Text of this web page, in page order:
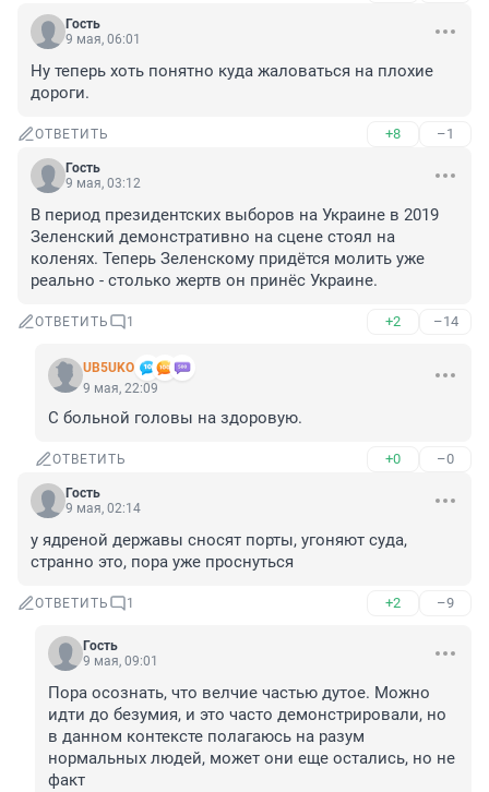
Гость
9 мая, 06:01
Ну теперь хоть понятно куда жаловаться на плохие
дороги.
ОТВЕТИТЬ +8 –1
Гость
9 мая, 03:12
В период президентских выборов на Украине в 2019
Зеленский демонстративно на сцене стоял на
коленях. Теперь Зеленскому придётся молить уже
реально - столько жертв он принёс Украине.
ОТВЕТИТЬ 1 +2 –14
UB5UKO
9 мая, 22:09
C больной головы на здоровую.
ОТВЕТИТЬ +0 –0
Гость
9 мая, 02:14
у ядреной державы сносят порты, угоняют суда,
странно это, пора уже проснуться
ОТВЕТИТЬ 1 +2 –9
Гость
9 мая, 09:01
Пора осознать, что велчие частью дутое. Можно
идти до безумия, и это часто демонстрировали, но
в данном контексте полагаюсь на разум
нормальных людей, может они еще остались, но не
факт